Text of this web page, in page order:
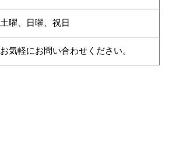
土曜、日曜、祝日
お気軽にお問い合わせください。